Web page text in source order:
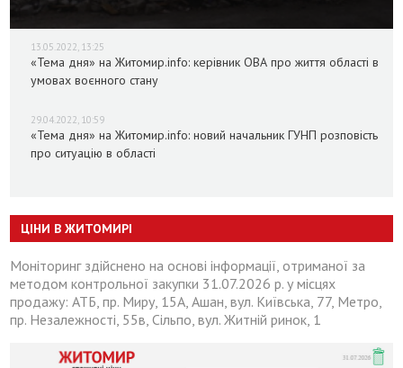
13.05.2022, 13:25
«Тема дня» на Житомир.info: керівник ОВА про життя області в
умовах воєнного стану
29.04.2022, 10:59
«Тема дня» на Житомир.info: новий начальник ГУНП розповість
про ситуацію в області
ЦІНИ В ЖИТОМИРІ
Моніторинг здійснено на основі інформації, отриманої за
методом контрольної закупки 31.07.2026 р. у місцях
продажу: АТБ, пр. Миру, 15А, Ашан, вул. Київська, 77, Метро,
пр. Незалежності, 55в, Сільпо, вул. Житній ринок, 1